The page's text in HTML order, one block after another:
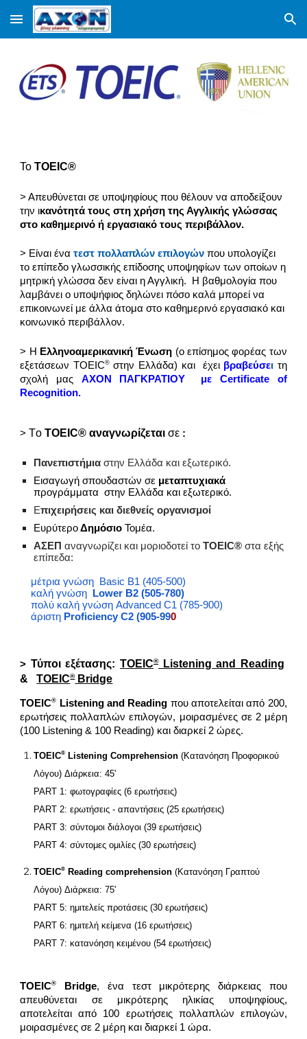
Skip to main content Skip to navigation
ΤοTOEIC®
> Απευθύνεται σε υποψηφίους που θέλουν να αποδείξουν
την ικανότητά τους στη χρήση της Αγγλικής γλώσσας
στο καθημερινό ή εργασιακό τους περιβάλλον.
> Είναι ένατεστ πολλαπλών επιλογών που υπολογίζει
το επίπεδο γλωσσικής επίδοσης υποψηφίων των οποίων η
μητρική γλώσσα δεν είναι η Αγγλική.
Η βαθμολογία που
λαμβάνει ο υποψήφιος δηλώνει πόσο καλά μπορεί να
επικοινωνεί με άλλα άτομα στο καθημερινό εργασιακό και
κοινωνικό περιβάλλον.
> Η Ελληνοαμερικανική Ένωση (ο επίσημος φορέας των
εξετάσεων TOEIC®στην Ελλάδα) και έχει βραβεύσει τη
σχολή μας ΑΧΟΝ ΠΑΓΚΡΑΤΙΟΥ
με Certificate of
Recognition.
>ΤοTOEIC® αναγνωρίζεται σε :
Πανεπιστήμια στην Ελλάδα και εξωτερικό.
Εισαγωγή σπουδαστών σε μεταπτυχιακά
προγράμματα στην Ελλάδα και εξωτερικό.
Επιχειρήσεις και διεθνείς οργανισμοί
ΕυρύτεροΔημόσιο Τομέα.
ΑΣΕΠ αναγνωρίζει και μοριοδοτεί τοΤΟΕΙC® στα εξής
επίπεδα:
μέτρια γνώση Basic B1 (405-500)
καλή γνώση
Lower Β2 (505-780)
πολύ καλή γνώση Advanced C1 (785-900)
άριστη Proficiency C2 (905-990
> Τύποι εξέτασης: TOEIC®Listening and Reading
&
TOEIC®Bridge
TOEIC® Listening and Reading που αποτελείται από 200,
ερωτήσεις πολλαπλών επιλογών, μοιρασμένες σε 2 μέρη
(100 Listening & 100 Reading) και διαρκεί 2 ώρες.
TOEIC® Listening Comprehension (Κατανόηση Προφορικού
Λόγου)Διάρκεια: 45'
PART 1: φωτογραφίες (6 ερωτήσεις)
PART 2: ερωτήσεις - απαντήσεις (25 ερωτήσεις)
PART 3: σύντομοι διάλογοι (39 ερωτήσεις)
PART 4: σύντομες ομιλίες (30 ερωτήσεις)
TOEIC® Reading comprehension (Κατανόηση Γραπτού
Λόγου)Διάρκεια: 75'
PART 5: ημιτελείς προτάσεις (30 ερωτήσεις)
PART 6: ημιτελή κείμενα (16 ερωτήσεις)
PART 7: κατανόηση κειμένου (54 ερωτήσεις)
TOEIC® Bridge, ένα τεστ μικρότερης διάρκειας που
απευθύνεται σε μικρότερης ηλικίας υποψηφίους,
αποτελείται από 100 ερωτήσεις πολλαπλών επιλογών,
μοιρασμένες σε 2 μέρη και διαρκεί 1 ώρα.